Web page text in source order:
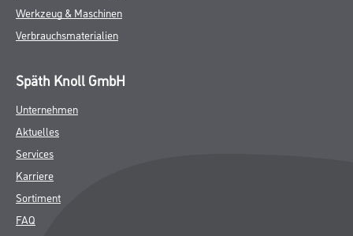
Werkzeug & Maschinen
Verbrauchsmaterialien
Späth Knoll GmbH
Unternehmen
Aktuelles
Services
Karriere
Sortiment
FAQ